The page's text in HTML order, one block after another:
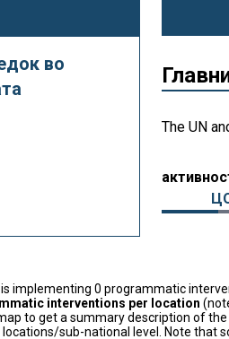
во
The UN
is implementing 0 programmatic
interventions per location
to get a summary description of
sub-national level. Note that